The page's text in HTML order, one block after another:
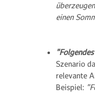
einen
Szenario
relevante
Beispiel: